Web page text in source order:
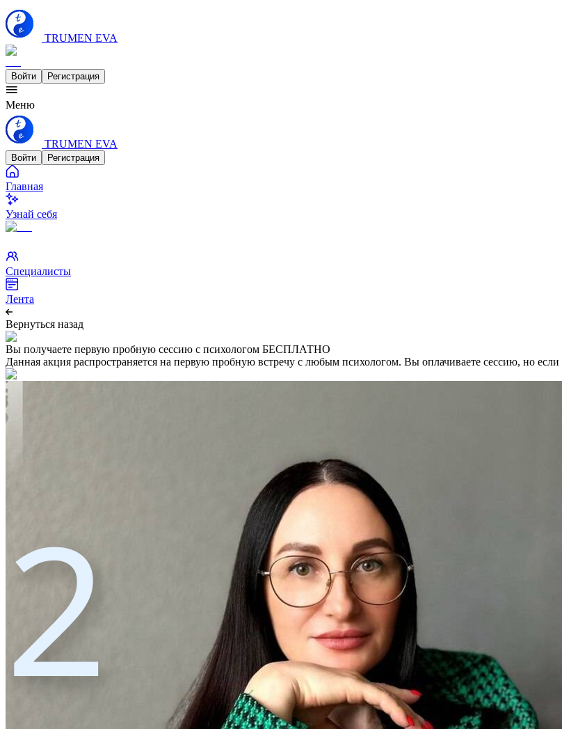
TRUMEN EVA
Войти Регистрация
Меню
TRUMEN EVA
Войти Регистрация
Главная
Узнай себя
Специалисты
Лента
Вернуться назад
Вы получаете первую пробную сессию с психологом БЕСПЛАТНО
Данная акция распространяется на первую пробную встречу с любым психологом. Вы оплачиваете сессию, но
2